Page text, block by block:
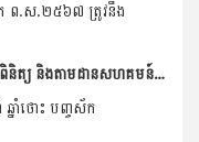
ក ព.ស.២៥៦៧ ត្រូវនឹង
ដំណើរទស្សនកិច្ចសិក្សារបស់ស្ថានទូតជប៉ុន ដើម្បីចុះពិនិត្យ និងតាមដានសហគមន៍កសិកម្ម ដែលទទួលបានការគាំទ្រគម្រោងគូសាណូណេ
នាំថោះ បញ្ចស័ក